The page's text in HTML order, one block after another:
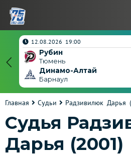
4
12.08.2026 19:00
Рубин
Тюмень
Динамо-Алтай
Барнаул
Главная Судьи Радзивилюк Дарья
Судья
Дарья (2001)